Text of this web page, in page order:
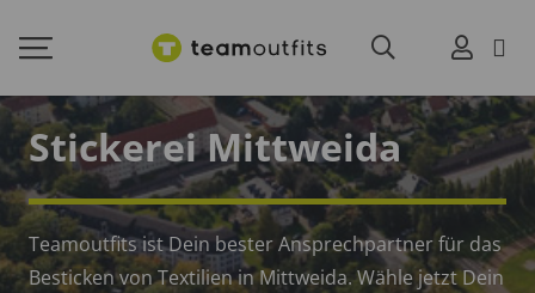
Stickerei Mittweida
Teamoutfits ist Dein bester Ansprechpartner für das
Besticken von Textilien in Mittweida. Wähle jetzt Dein